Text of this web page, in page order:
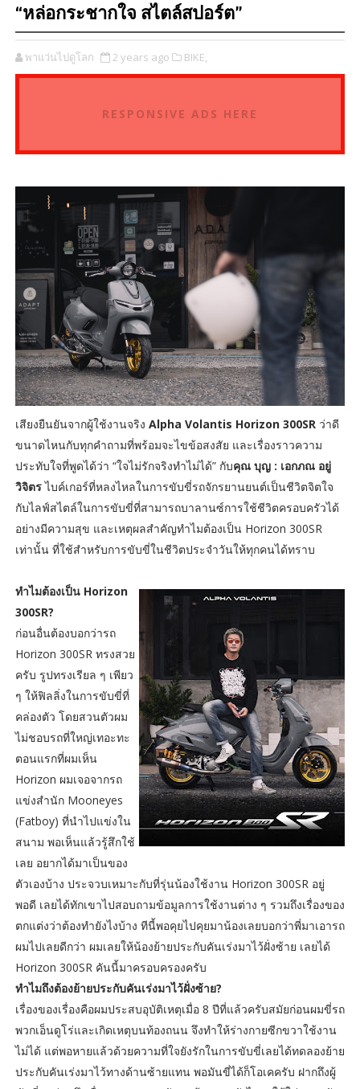
“หล่อกระชากใจ สไตล์สปอร์ต”
พาแว่นไปดูโลก 2 years ago BIKE,
RESPONSIVE ADS HERE
เสียงยืนยันจากผู้ใช้งานจริง Alpha Volantis Horizon 300SR ว่าดี
ขนาดไหนกับทุกคำถามที่พร้อมจะไขข้อสงสัย และเรื่องราวความ
ประทับใจที่พูดได้ว่า “ใจไม่รักจริงทำไม่ได้” กับคุณ บุญ : เอกภณ อยู่
วิจิตรไบค์เกอร์ที่หลงไหลในการขับขี่รถจักรยานยนต์เป็นชีวิตจิตใจ
กับไลฟ์สไตล์ในการขับขี่ที่สามารถบาลานซ์การใช้ชีวิตครอบครัวได้
อย่างมีความสุข และเหตุผลสำคัญทำไมต้องเป็น Horizon 300SR
เท่านั้น ที่ใช้สำหรับการขับขี่ในชีวิตประจำวันให้ทุกคนได้ทราบ
ทำไมต้องเป็น Horizon
300SR?
ก่อนอื่นต้องบอกว่ารถ
Horizon 300SR ทรงสวย
ครับ รูปทรงเรียล ๆ เพียว
ๆ ให้ฟิลลิ่งในการขับขี่ที่
คล่องตัว โดยสวนตัวผม
ไม่ชอบรถที่ใหญ่เทอะทะ
ตอนแรกที่ผมเห็น
Horizon ผมเจอจากรถ
แข่งสำนัก Mooneyes
(Fatboy) ที่นำไปแข่งใน
สนาม พอเห็นแล้วรู้สึกใช้
เลย อยากได้มาเป็นของ
ตัวเองบ้าง ประจวบเหมาะกับที่รุ่นน้องใช้งาน Horizon 300SR อยู่
พอดี เลยได้ทักเขาไปสอบถามข้อมูลการใช้งานต่าง ๆ รวมถึงเรื่องของ
ตกแต่งว่าต้องทำยังไงบ้าง ทีนี้พอคุยไปคุยมาน้องเลยบอกว่าพี่มาเอารถ
ผมไปเลยดีกว่า ผมเลยให้น้องย้ายประกับคันเร่งมาไว้ฝั่งซ้าย เลยได้
Horizon 300SR คันนี้มาครอบครองครับ
ทำไมถึงต้องย้ายประกับคันเร่งมาไว้ฝั่งซ้าย?
เรื่องของเรื่องคือผมประสบอุบัติเหตุเมื่อ 8 ปีที่แล้วครับสมัยก่อนผมขี่รถ
พวกเอ็นดูโร่และเกิดเหตุบนท้องถนน จึงทำให้ร่างกายซีกขวาใช้งาน
ไม่ได้ แต่พอหายแล้วด้วยความที่ใจยังรักในการขับขี่เลยได้ทดลองย้าย
ประกับคันเร่งมาไว้ทางด้านซ้ายแทน พอมันขี่ได้ก็โอเคครับ ฝากถึงผู้